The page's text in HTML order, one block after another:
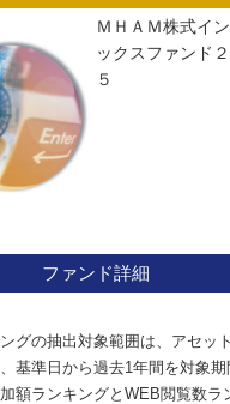
ＭＨＡＭ株式イ
ックスファンド２
５
ファンド詳細
グの抽出対象範囲は、アセッ
基準日から過去1年間を対象
額ランキングとWEB閲覧数ラ